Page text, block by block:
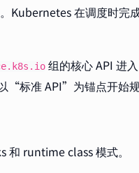
。Kubernetes 在调度时
组的核心 API 进
“标准 API”为锚点开始规
runtime class 模式。